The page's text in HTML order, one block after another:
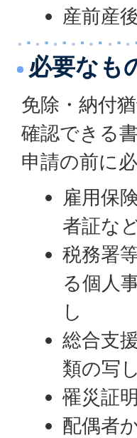
産前産
必要なも
免除・納付
確認できる
申請の前に
雇用保
者証な
税務署
る個人
し
総合支
類の写し
罹災証
配偶者